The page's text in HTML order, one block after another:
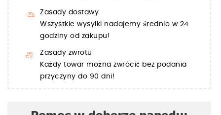
Zasady dostawy
Wszystkie wysyłki nadajemy średnio w 24
godziny od zakupu!
Zasady zwrotu
Każdy towar można zwrócić bez podania
przyczyny do 90 dni!